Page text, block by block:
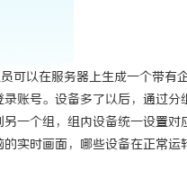
可以在服务器上生成一个带有
账号。设备多了以后，通过分
一个组，组内设备统一设置对
实时画面，哪些设备在正常运